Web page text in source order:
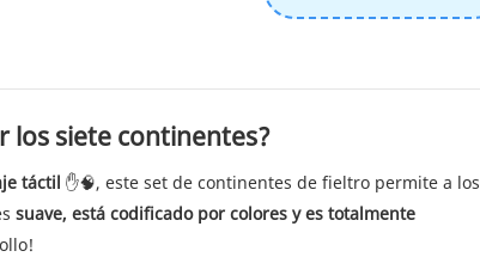
los siete continentes?
táctil ✋🧠, este set de continentes de fieltro permite a los
suave, está codificado por colores y es totalmente